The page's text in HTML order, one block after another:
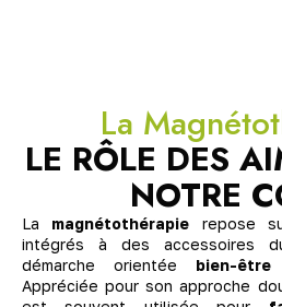
La
LE RÔLE DES
NOTRE
La magnétothérapie repose
intégrés à des accessoires
démarche orientée bien-
Appréciée pour son approche